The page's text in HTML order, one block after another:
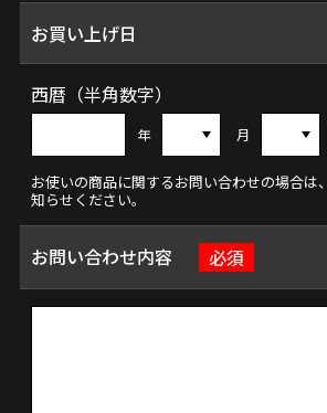
お買い上げ日
西暦（半角数字）
年 月
お使いの商品に関するお問い合わせの場合は
知らせください。
お問い合わせ内容 必須